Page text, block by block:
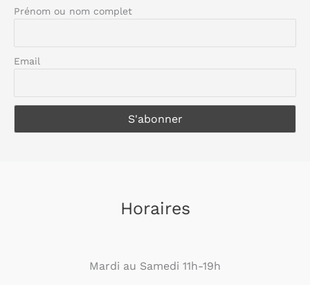
Prénom ou nom complet
Email
Horaires
Mardi au Samedi 11h-19h